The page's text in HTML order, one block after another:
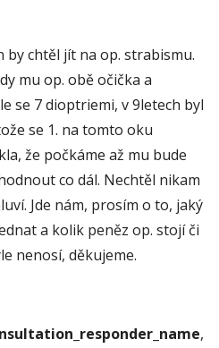
by chtěl jít na op. strabismu.
mu op. obě očička a
se 7 dioptriemi, v 9letech byl
se 1. na tomto oku
že počkáme až mu bude
co dál. Nechtěl nikam
Jde nám, prosím o to, jaký
a kolik peněz op. stojí či
nenosí, děkujeme.
,